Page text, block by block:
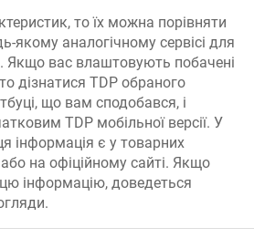
то їх можна порівняти
якому аналогічному сервісі для
Якщо вас влаштовують побачені
дізнатися TDP обраного
що вам сподобався, і
TDP мобільної версії. У
інформація є у товарних
на офіційному сайті. Якщо
інформацію, доведеться